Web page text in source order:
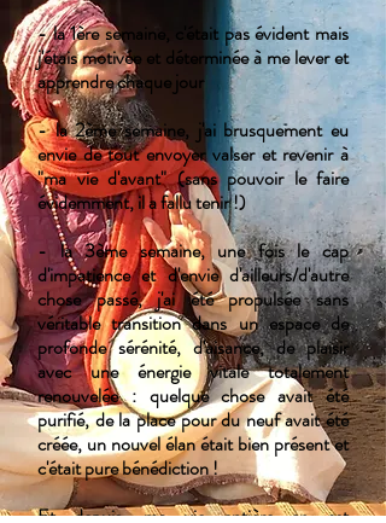
- la 1ère semaine, c'était pas évident mais
j'étais motivée et déterminée à me lever et
apprendre chaque jour
- la 2ème semaine, j'ai brusquement eu
envie de tout envoyer valser et revenir à
"ma vie d'avant" (sans pouvoir le faire
évidemment, il a fallu tenir !)
- la 3ème semaine, une fois le cap
d'impatience et d'envie d'ailleurs/d'autre
chose passé, j'ai été propulsée sans
véritable transition dans un espace de
profonde sérénité, d'aisance, de plaisir
avec une énergie vitale totalement
renouvelée : quelque chose avait été
purifié, de la place pour du neuf avait été
créée, un nouvel élan était bien présent et
c'était pure bénédiction !
Et depuis, ma vie entière en est